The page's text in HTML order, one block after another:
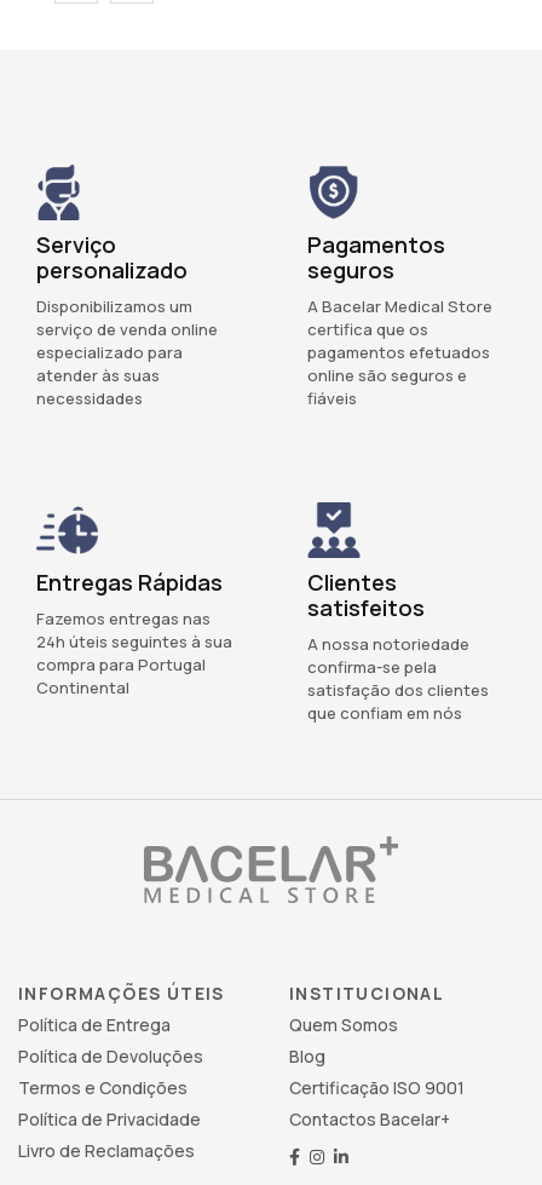
Serviço
personalizado
Disponibilizamos um
serviço de venda online
especializado para
atender às suas
necessidades
Pagamentos
seguros
A Bacelar Medical Store
certifica que os
pagamentos efetuados
online são seguros e
fiáveis
Entregas Rápidas
Fazemos entregas nas
24h úteis seguintes à sua
compra para Portugal
Continental
Clientes
satisfeitos
A nossa notoriedade
confirma-se pela
satisfação dos clientes
que confiam em nós
INFORMAÇÕES ÚTEIS
Política de Entrega
Política de Devoluções
Termos e Condições
Política de Privacidade
Livro de Reclamações
INSTITUCIONAL
Quem Somos
Blog
Certificação ISO 9001
Contactos Bacelar+